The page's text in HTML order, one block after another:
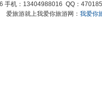
手机：13404988016 QQ：
爱旅游就上我爱你旅游网： 我爱你